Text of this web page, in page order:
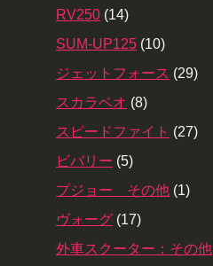
RV250 (14)
SUM-UP125 (10)
ジェットフォース (29)
スカラベオ (8)
スピードファイト (27)
ビバリー (5)
プジョー その他 (1)
ヴォーグ (17)
外車スクーター：その他